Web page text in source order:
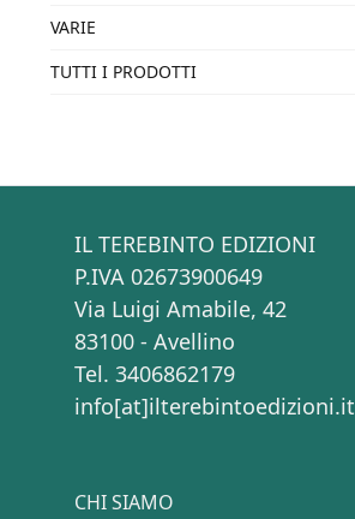
VARIE
TUTTI I PRODOTTI
IL TEREBINTO EDIZIONI
P.IVA 02673900649
Via Luigi Amabile, 42
83100 - Avellino
Tel. 3406862179
info[at]ilterebintoedizioni.it
CHI SIAMO